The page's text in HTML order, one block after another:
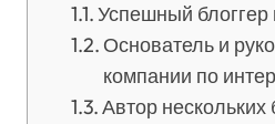
Успешный
Основатель и
компании по
Автор нескольких